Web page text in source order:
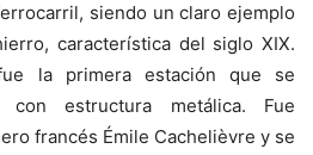
siendo un claro ejemplo
característica del siglo XIX.
la primera estación que se
estructura metálica. Fue
francés Émile Cachelièvre y se